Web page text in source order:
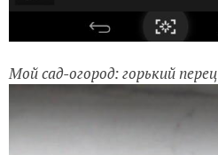
Мой сад-огород: горький перец